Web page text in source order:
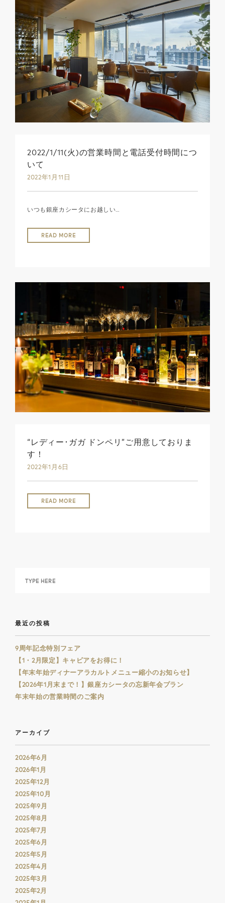
2022/1/11(火)の営業時間と電話受付時間につ
いて
2022年1月11日
いつも銀座カシータにお越しい…
READ MORE
“レディー･ガガ ドンペリ”ご用意しておりま
す！
2022年1月6日
READ MORE
最近の投稿
9周年記念特別フェア
【1・2月限定】キャビアをお得に！
【年末年始ディナーアラカルトメニュー縮小のお知らせ】
【2026年1月末まで！】銀座カシータの忘新年会プラン
年末年始の営業時間のご案内
アーカイブ
2026年6月
2026年1月
2025年12月
2025年10月
2025年9月
2025年8月
2025年7月
2025年6月
2025年5月
2025年4月
2025年3月
2025年2月